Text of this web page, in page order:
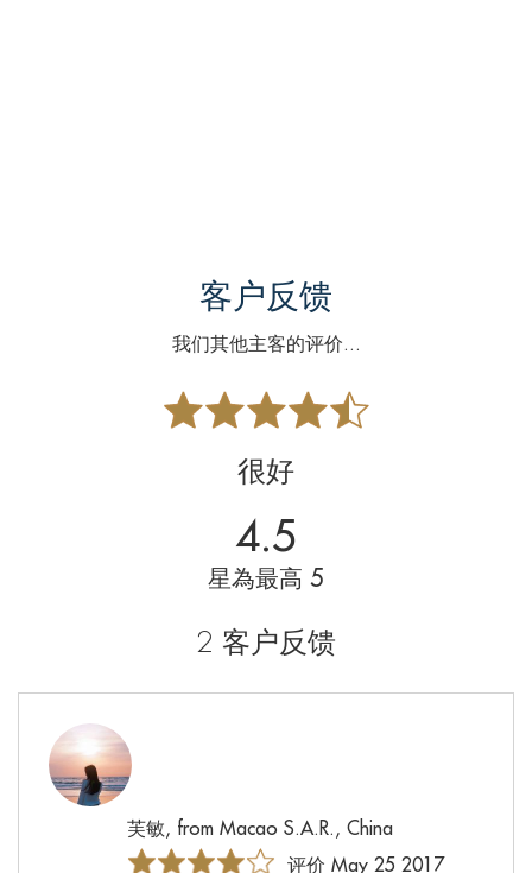
客户反馈
我们其他主客的评价...
很好
4.5
星為最高 5
2 客户反馈
芙敏, from Macao S.A.R., China
评价 May 25 2017